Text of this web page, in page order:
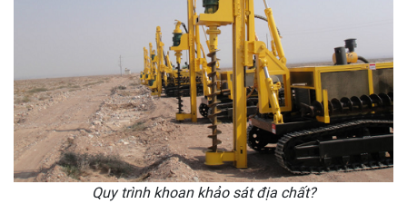
Quy trình khoan khảo sát địa chất?